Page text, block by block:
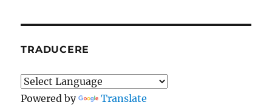
TRADUCERE
Powered by Translate